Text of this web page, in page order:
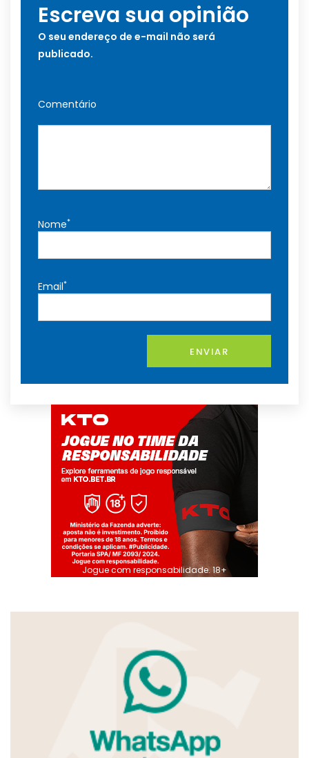
Escreva sua opinião
O seu endereço de e-mail não será
publicado.
Comentário
Nome*
Email*
ENVIAR
Jogue com responsabilidade. 18+